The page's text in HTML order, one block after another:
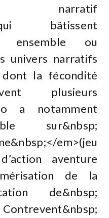
narratif
bâtissent
ou
univers narratifs
la fécondité
plusieurs
a notamment
sur&nbsp;
em>(jeu
aventure
de la
de&nbsp;